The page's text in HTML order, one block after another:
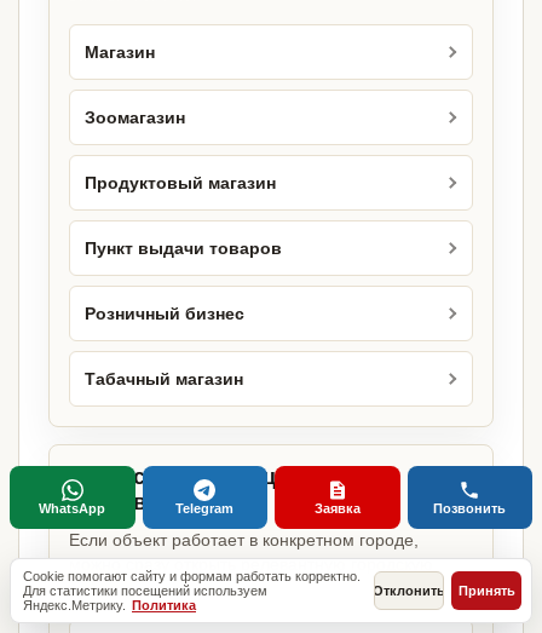
Магазин
Зоомагазин
Продуктовый магазин
Пункт выдачи товаров
Розничный бизнес
Табачный магазин
Городские страницы по этому
направлению
Если объект работает в конкретном городе,
можно сразу открыть релевантную городскую
страницу.
Cookie помогают сайту и формам работать корректно.
Для статистики посещений используем
Яндекс.Метрику. Политика
Отклонить Принять
WhatsApp Telegram Заявка Позвонить